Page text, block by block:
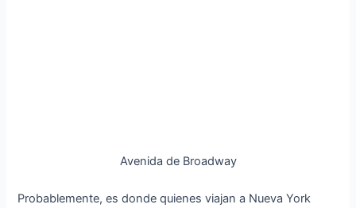
Avenida de Broadway
Probablemente, es donde quienes viajan a Nueva York